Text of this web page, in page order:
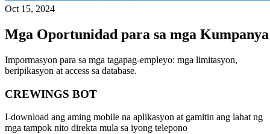
Oct 15, 2024
Mga Oportunidad para sa mga Kumpanya
Impormasyon para sa mga tagapag-empleyo: mga limitasyon,
beripikasyon at access sa database.
CREWINGS BOT
I-download ang aming mobile na aplikasyon at gamitin ang lahat ng
mga tampok nito direkta mula sa iyong telepono